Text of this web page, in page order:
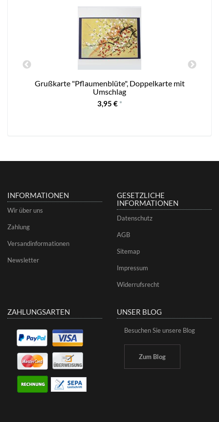
Grußkarte "Pflaumenblüte", Doppelkarte mit
Umschlag
3,95 € *
INFORMATIONEN
Wir über uns
Zahlung
Versandinformationen
Newsletter
GESETZLICHE
INFORMATIONEN
Datenschutz
AGB
Sitemap
Impressum
Widerrufsrecht
ZAHLUNGSARTEN UNSER BLOG
Besuchen Sie unsere Blog
Zum Blog